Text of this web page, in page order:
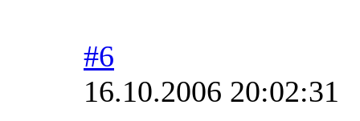
#6
16.10.2006 20:02:31